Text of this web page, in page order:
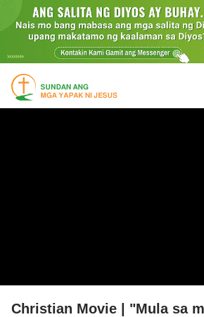
Christian Movie | "Mula sa